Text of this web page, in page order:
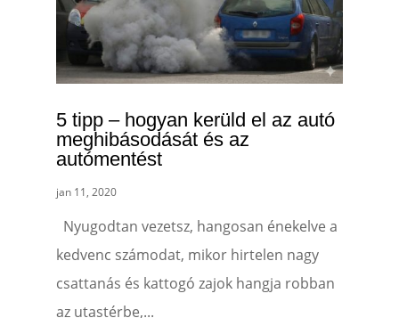
5 tipp – hogyan kerüld el az autó
meghibásodását és az
autómentést
jan 11, 2020
Nyugodtan vezetsz, hangosan énekelve a
kedvenc számodat, mikor hirtelen nagy
csattanás és kattogó zajok hangja robban
az utastérbe,...